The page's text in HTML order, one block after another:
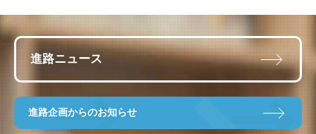
進路ニュース
進路企画からのお知らせ